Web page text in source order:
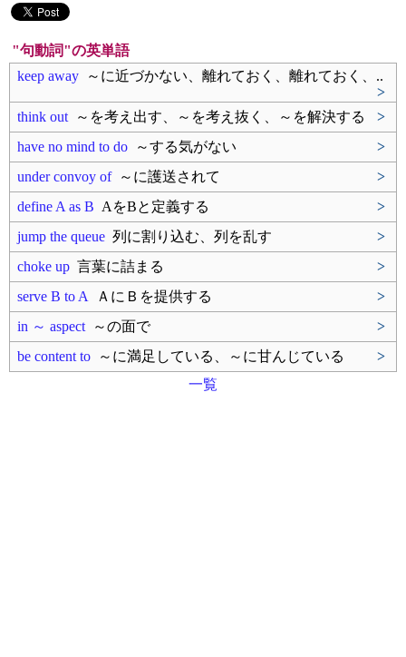
"句動詞"の英単語
keep away ～に近づかない、離れておく、離れておく、..
>
think out ～を考え出す、～を考え抜く、～を解決する
>
have no mind to do ～する気がない
>
under convoy of～に護送されて
>
define A as B AをBと定義する
>
jump the queue 列に割り込む、列を乱す
>
choke up 言葉に詰まる
>
serve B to A
ＡにＢを提供する
>
in ～ aspect ～の面で
>
be content to ～に満足している、～に甘んじている
>
一覧